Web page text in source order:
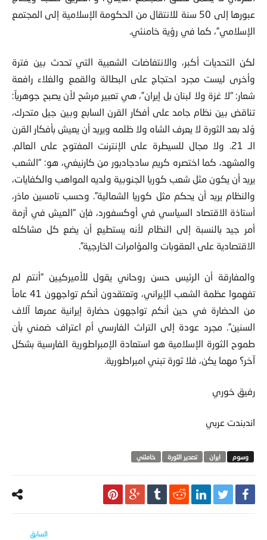
عبورها إلى 50 سنة للانتقال من الحكومة الإسلامية إلى المجتمع
الإسلامي”، كما في رؤية خامنئي.
لكن التحديات أكبر، والانتفاضات الشعبية التي تحدث بين فترة
وأخرى ليست مجرد احتجاج على البطالة والقمع والغلاء رافعة
شعار: “لا غزة ولا لبنان بل إيران”، هي تعبير مرشح لأن يصبح جوهرياً:
تناقض بين نظام جامد على أفكار القرن السابع وبين جيل متحرك،
وُلد بعد الثورة لا يعرف الشاه ولا ظلمه ويريد أن يعيش بأفكار القرن
الـ 21. ولا مجال للسيطرة على الإنترنت المفتوح على العالم.
والمشهد، كما اختصره كريم سادجادبور من كارنيغي، هو: “الشعب
يريد أن يكون مثل شعب كوريا الجنوبية ولديه المواهب والكفايات،
والنظام يريد أن يحكم مثل كوريا الشمالية”. وحسب تامسين ماذر،
أستاذة الاقتصاد السياسي في أوكسفورد، فإن “العيش في أزمة
أمر جيد بالنسبة إلى النظام لأنه يستطيع أن يضع كل مشاكله
الاقتصادية على العقوبات والمؤامرات الخارجية”.
والمفارقة أن الرئيس حسن روحاني يقول للأميركيين “أنتم لم
تفهموا عظمة الشعب الإيراني، وتعتقدون أنكم تواجهون 41 عاماً
من الحضارة في حين أنكم تواجهون حضارة إيرانية عمرها آلاف
السنين”. مجرد عودة إلى التراث الفارسي أم اعتراف ضمني بأن
طموح الثورة الإسلامية هو استعادة الإمبراطورية الفارسية بشكل
آخر؟ مهما يكن، فلا ثورة تبني امبراطورية.
رفيق خوري
اندبندت عربي
ايران تصدير الثورة خامئني